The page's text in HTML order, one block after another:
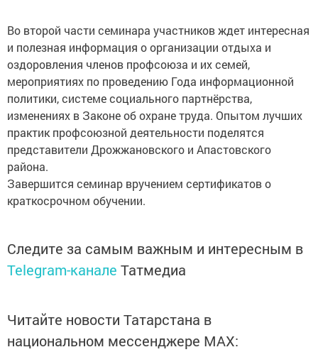
Во второй части семинара участников ждет интересная
и полезная информация о организации отдыха и
оздоровления членов профсоюза и их семей,
мероприятиях по проведению Года информационной
политики, системе социального партнёрства,
изменениях в Законе об охране труда. Опытом лучших
практик профсоюзной деятельности поделятся
представители Дрожжановского и Апастовского
района.
Завершится семинар вручением сертификатов о
краткосрочном обучении.
Следите за самым важным и интересным в
Telegram-канале Татмедиа
Читайте новости Татарстана в
национальном мессенджере MАХ: